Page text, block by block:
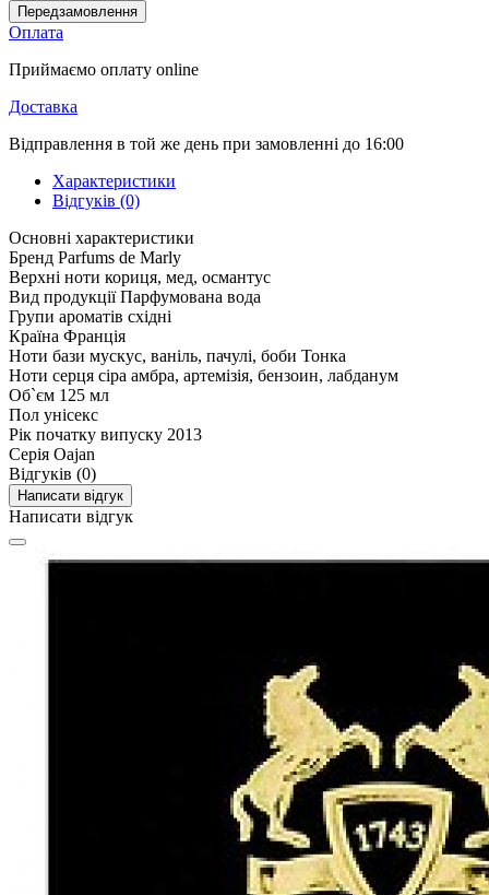
Передзамовлення
Оплата
Приймаємо оплату online
Доставка
Відправлення в той же день при замовленні до 16:00
Характеристики
Відгуків (0)
Основні характеристики
Бренд Parfums de Marly
Верхні ноти кориця, мед, османтус
Вид продукції Парфумована вода
Групи ароматів східні
Країна Франція
Ноти бази мускус, ваніль, пачулі, боби Тонка
Ноти серця сіра амбра, артемізія, бензоин, лабданум
Об`єм 125 мл
Пол унісекс
Рік початку випуску 2013
Серія Oajan
Відгуків (0)
Написати відгук
Написати відгук